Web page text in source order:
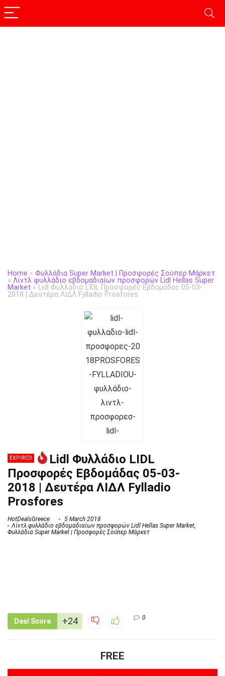
Home » Φυλλάδια Super Market | Προσφορές Σούπερ Μάρκετ
» Λίντλ φυλλάδιο εβδομαδιαίων προσφορών Lidl Hellas Super
Market » Lidl Φυλλάδιο LIDL Προσφορές Εβδομάδας 05-03-
2018 | Δευτέρα ΛΙΔΛ Fylladio Prosfores
EXPIRED
Lidl Φυλλάδιο LIDL
Προσφορές Εβδομάδας 05-03-
2018 | Δευτέρα ΛΙΔΛ Fylladio
Prosfores
HotDealsGreece
5 March 2018
Λίντλ φυλλάδιο εβδομαδιαίων προσφορών Lidl Hellas Super Market,
Φυλλάδια Super Market | Προσφορές Σούπερ Μάρκετ
Deal Score +24 0
FREE